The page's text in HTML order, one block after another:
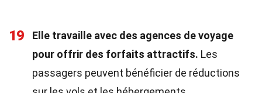
19
Elle travaille avec des agences de voyage
pour offrir des forfaits attractifs. Les
passagers peuvent bénéficier de réductions